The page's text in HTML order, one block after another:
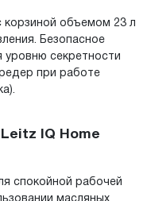
корзиной объемом 23 л
Безопасное
уровню секретности
при работе
IQ Home
спокойной рабочей
масляных